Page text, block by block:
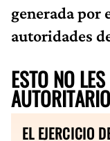
generada por
autoridades
ESTO NO
EL EJERCICIO